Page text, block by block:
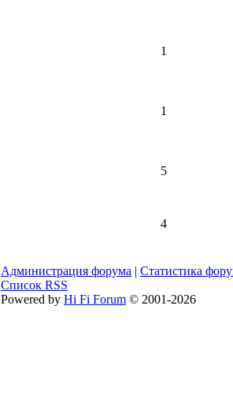
1
1
5
4
Администрация форума | Статистика
Список RSS
Powered by Hi Fi Forum © 2001-2026